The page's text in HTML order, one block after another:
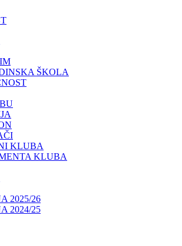
ŠKOLA
KLUBA
KLUBA
2025/26
2024/25